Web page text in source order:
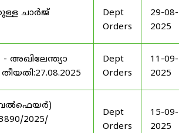
ചാർജ്
Dept
Orders
29-08-
2025
അഖിലേന്ത്യാ
Dept
Orders
11-09-
2025
2025/
Dept
Orders
15-09-
2025